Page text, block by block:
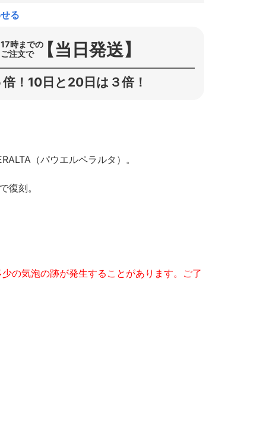
る
17時までの
ご注文で 【当日発送】
！10日と20日は３倍！
（パウエルペラルタ）。
復刻。
の気泡の跡が発生することがあります。ご了